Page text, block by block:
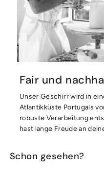
Fair und
Unser Geschirr wird in
Atlantikküste Portugals
robuste Verarbeitung
hast lange Freude an
Schon gesehen?